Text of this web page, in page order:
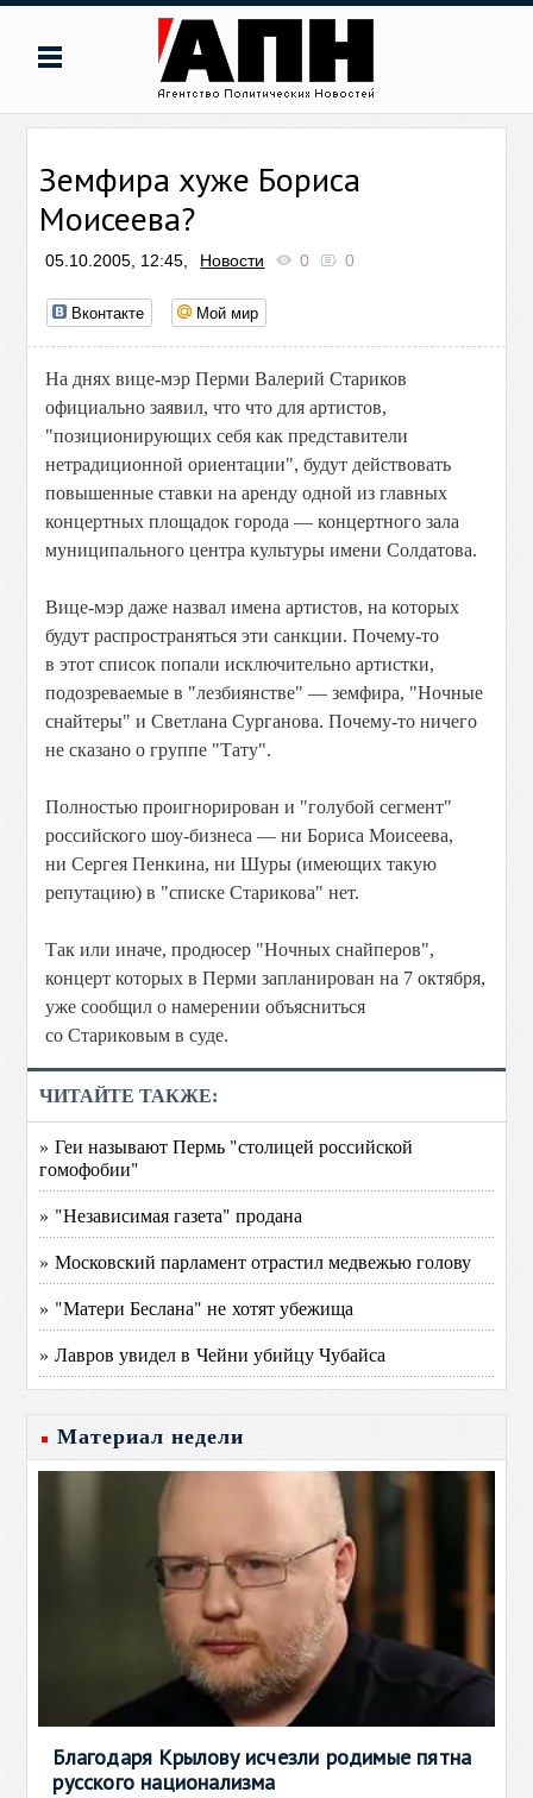
Земфира хуже Бориса
Моисеева?
05.10.2005, 12:45, Новости 0 0
Вконтакте Мой мир
На днях вице-мэр Перми Валерий Стариков
официально заявил, что что для артистов,
"позиционирующих себя как представители
нетрадиционной ориентации", будут действовать
повышенные ставки на аренду одной из главных
концертных площадок города — концертного зала
муниципального центра культуры имени Солдатова.
Вице-мэр даже назвал имена артистов, на которых
будут распространяться эти санкции. Почему-то
в этот список попали исключительно артистки,
подозреваемые в "лезбиянстве" — земфира, "Ночные
снайтеры" и Светлана Сурганова. Почему-то ничего
не сказано о группе "Тату".
Полностью проигнорирован и "голубой сегмент"
российского шоу-бизнеса — ни Бориса Моисеева,
ни Сергея Пенкина, ни Шуры (имеющих такую
репутацию) в "списке Старикова" нет.
Так или иначе, продюсер "Ночных снайперов",
концерт которых в Перми запланирован на 7 октября,
уже сообщил о намерении объясниться
со Стариковым в суде.
ЧИТАЙТЕ ТАКЖЕ:
» Геи называют Пермь "столицей российской
гомофобии"
» "Независимая газета" продана
» Московский парламент отрастил медвежью голову
» "Матери Беслана" не хотят убежища
» Лавров увидел в Чейни убийцу Чубайса
Материал недели
Благодаря Крылову исчезли родимые пятна
русского национализма